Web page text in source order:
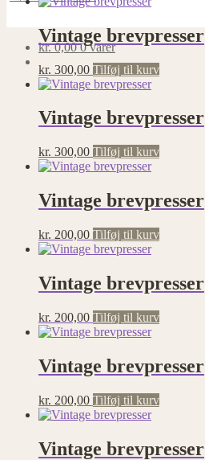
kr.0,00 0 varer
Vintage brevpresser
kr. 300,00 Tilføj til kurv
Vintage brevpresser
kr. 300,00 Tilføj til kurv
Vintage brevpresser
kr. 200,00 Tilføj til kurv
Vintage brevpresser
kr. 200,00 Tilføj til kurv
Vintage brevpresser
kr. 200,00 Tilføj til kurv
Vintage brevpresser